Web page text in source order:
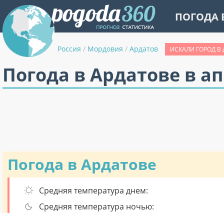
ПОГОДА
Россия / Мордовия / Ардатов ИСКАЛИ ГОРОД В
Погода в Ардатове в
Погода в Ардатове
Средняя температура днем:
Средняя температура ночью: